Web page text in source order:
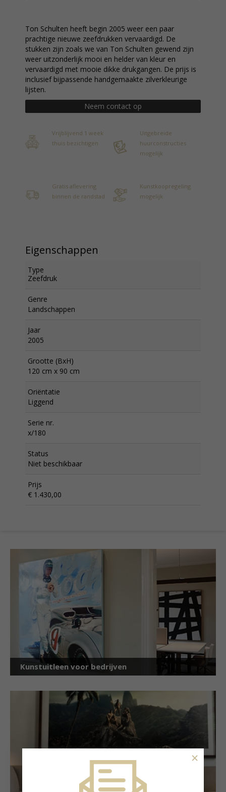
Ton Schulten heeft begin 2005 weer een paar
prachtige nieuwe zeefdrukken vervaardigd. De
stukken zijn zoals we van Ton Schulten gewend zijn
weer uitzonderlijk mooi en helder van kleur en
vervaardigd met mooie dikke drukgangen. De prijs is
inclusief bijpassende handgemaakte zilverkleurige
lijsten.
Neem contact op
Vrijblijvend 1 week
thuis bezichtigen
Uitgebreide
huurconstructies
mogelijk
Gratis aflevering
binnen de randstad
Kunstkoopregeling
mogelijk
Eigenschappen
Type
Zeefdruk
Genre
Landschappen
Jaar
2005
Grootte (BxH)
120 cm x 90 cm
Oriëntatie
Liggend
Serie nr.
x/180
Status
Niet beschikbaar
Prijs
€ 1.430,00
Kunstuitleen voor bedrijven
×